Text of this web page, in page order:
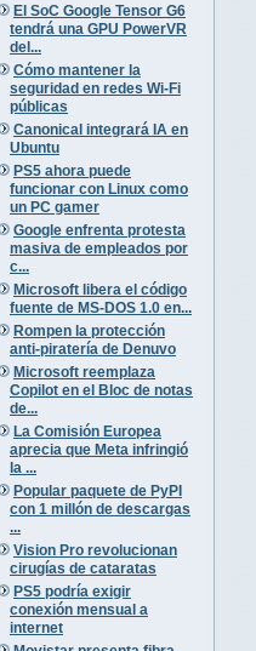
El SoC Google Tensor G6
tendrá una GPU PowerVR
del...
Cómo mantener la
seguridad en redes Wi-Fi
públicas
Canonical integrará IA en
Ubuntu
PS5 ahora puede
funcionar con Linux como
un PC gamer
Google enfrenta protesta
masiva de empleados por
c...
Microsoft libera el código
fuente de MS-DOS 1.0 en...
Rompen la protección
anti-piratería de Denuvo
Microsoft reemplaza
Copilot en el Bloc de notas
de...
La Comisión Europea
aprecia que Meta infringió
la ...
Popular paquete de PyPI
con 1 millón de descargas
...
Vision Pro revolucionan
cirugías de cataratas
PS5 podría exigir
conexión mensual a
internet